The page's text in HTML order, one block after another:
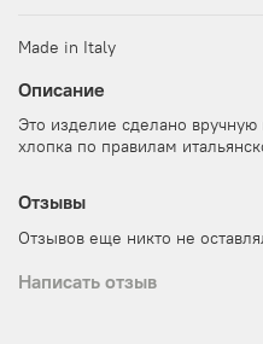
Made in Italy
Описание
Это изделие сделано
хлопка по правилам
Отзывы
Отзывов еще никто не
Написать отзыв